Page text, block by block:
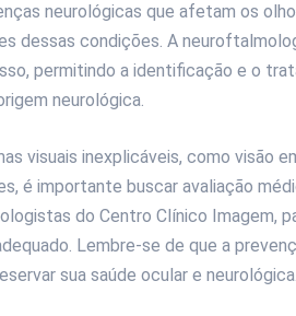
neurológicas que afetam os
dessas condições. A
permitindo a identificação e o
neurológica.
visuais inexplicáveis, como visão
é importante buscar avaliação
do Centro Clínico Imagem,
Lembre-se de que a
sua saúde ocular e